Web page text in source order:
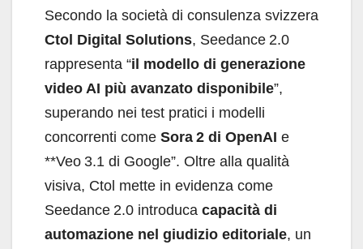
Secondo la società di consulenza svizzera
Ctol Digital Solutions, Seedance 2.0
rappresenta “il modello di generazione
video AI più avanzato disponibile”,
superando nei test pratici i modelli
concorrenti come Sora 2 di OpenAI e
**Veo 3.1 di Google”. Oltre alla qualità
visiva, Ctol mette in evidenza come
Seedance 2.0 introduca capacità di
automazione nel giudizio editoriale, un